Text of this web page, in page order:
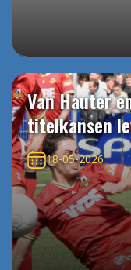
Van Hauter
titelkansen
18-05-2026